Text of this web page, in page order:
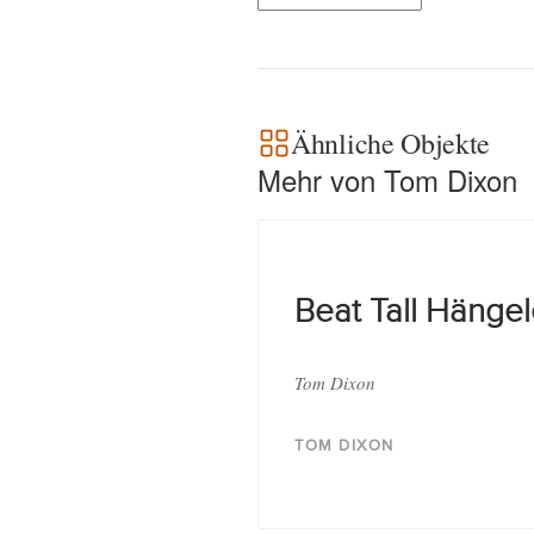
Ähnliche Objekte
Mehr von Tom Dixon
Beat Tall
Tom Dixon
TOM DIXON